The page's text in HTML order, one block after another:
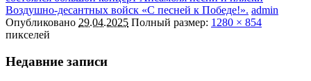
Воздушно-десантных войск «С песней к Победе!». admin
Опубликовано 29.04.2025 Полный размер: 1280 × 854
пикселей
Недавние записи